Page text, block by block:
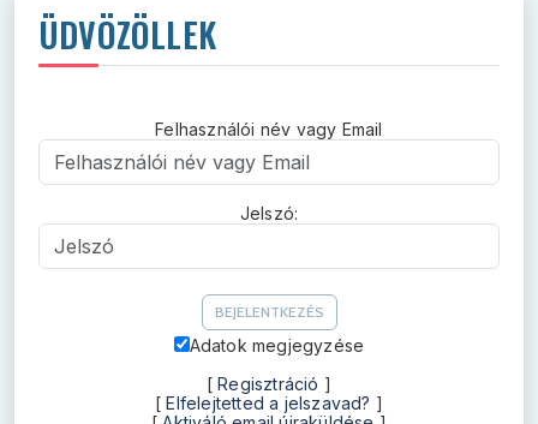
ÜDVÖZÖLLEK
Felhasználói név vagy Email
Felhasználói név vagy Email
Jelszó:
Jelszó
Adatok megjegyzése
[Regisztráció ]
[Elfelejtetted a jelszavad? ]